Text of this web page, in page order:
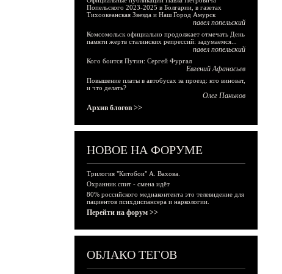
Попельского 2023-2025 в Болгарии, в газетах
Тихоокеанская Звезда и Наш Город Амурск
павел попельский
Комсомольск официально продолжает отмечать День
памяти жертв сталинских репрессий: задумаемся...
павел попельский
Кого боится Путин: Сергей Фургал
Евгений Афанасьев
Повышение платы в автобусах за проезд: кто виноват,
и что делать?
Олег Паньков
Архив блогов >>
НОВОЕ НА ФОРУМЕ
Трилогия "Китобои" А. Вахова.
Охранник спит - смена идёт
80% российского медиаконтента это телевидение для
пациентов психдиспансера и наркологии.
Перейти на форум >>
ОБЛАКО ТЕГОВ